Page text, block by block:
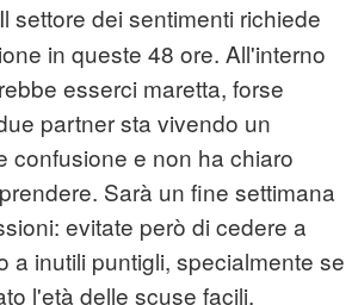
settore dei sentimenti richiede
in queste 48 ore. All'interno
esserci maretta, forse
partner sta vivendo un
confusione e non ha chiaro
Sarà un fine settimana
evitate però di cedere a
a inutili puntigli, specialmente se
l'età delle scuse facili.